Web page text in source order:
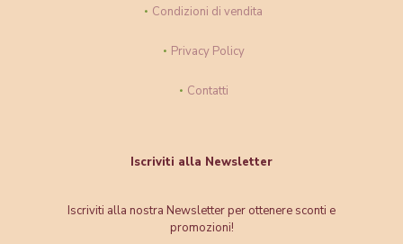
Condizioni di vendita
Privacy Policy
Contatti
Iscriviti alla Newsletter
Iscriviti alla nostra Newsletter per ottenere sconti e
promozioni!